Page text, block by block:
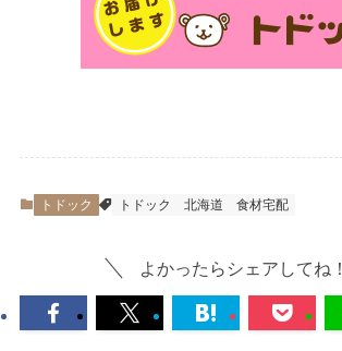
トドック トドック 北海道 食材宅配
よかったらシェアしてね！